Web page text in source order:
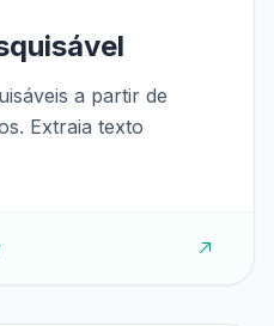
a partir de
Extraia texto